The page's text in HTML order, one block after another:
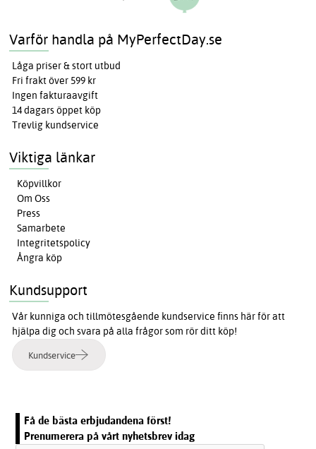
Varför handla på MyPerfectDay.se
Låga priser & stort utbud
Fri frakt över 599 kr
Ingen fakturaavgift
14 dagars öppet köp
Trevlig kundservice
Viktiga länkar
Köpvillkor
Om Oss
Press
Samarbete
Integritetspolicy
Ångra köp
Kundsupport
Vår kunniga och tillmötesgående kundservice finns här för att
hjälpa dig och svara på alla frågor som rör ditt köp!
Kundservice
Få de bästa erbjudandena först!
Prenumerera på vårt nyhetsbrev idag